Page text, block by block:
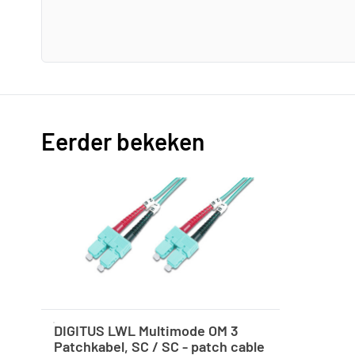
Eerder bekeken
DIGITUS LWL Multimode OM 3
Patchkabel, SC / SC - patch cable